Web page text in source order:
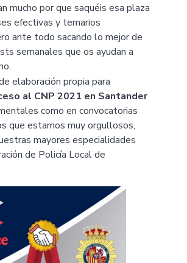
mucho por que saquéis esa plaza
efectivas y temarios
ante todo sacando lo mejor de
semanales que os ayudan a
elaboración propia para
al CNP 2021 en Santander
como en convocatorias
que estamos muy orgullosos,
mayores especialidades
de Policía Local de